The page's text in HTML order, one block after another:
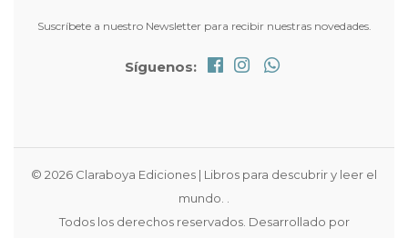
Suscríbete a nuestro Newsletter para recibir nuestras novedades.
Síguenos:
© 2026 Claraboya Ediciones | Libros para descubrir y leer el
mundo. .
Todos los derechos reservados. Desarrollado por